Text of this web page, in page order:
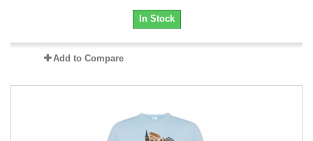
In Stock
Add to Compare